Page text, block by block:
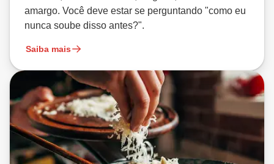
amargo. Você deve estar se perguntando "como eu
nunca soube disso antes?".
Saiba mais